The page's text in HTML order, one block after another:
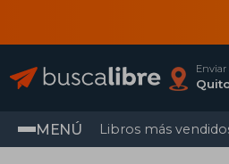
Enviar
MENÚ Libros más